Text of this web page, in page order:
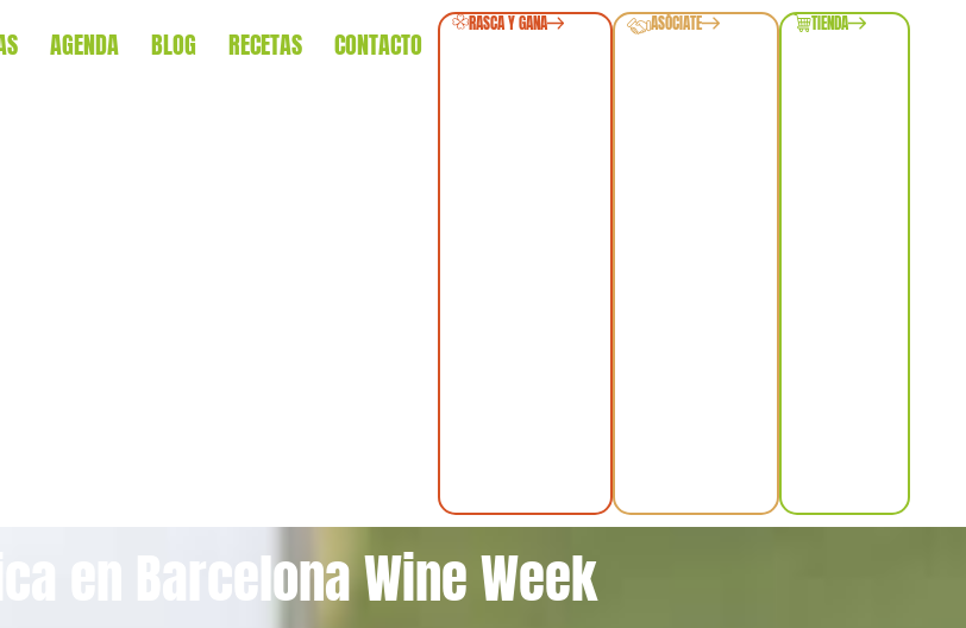
AGENDA BLOG RECETAS CONTACTO
RASCA Y GANA ASÓCIATE TIENDA
en Barcelona Wine Week